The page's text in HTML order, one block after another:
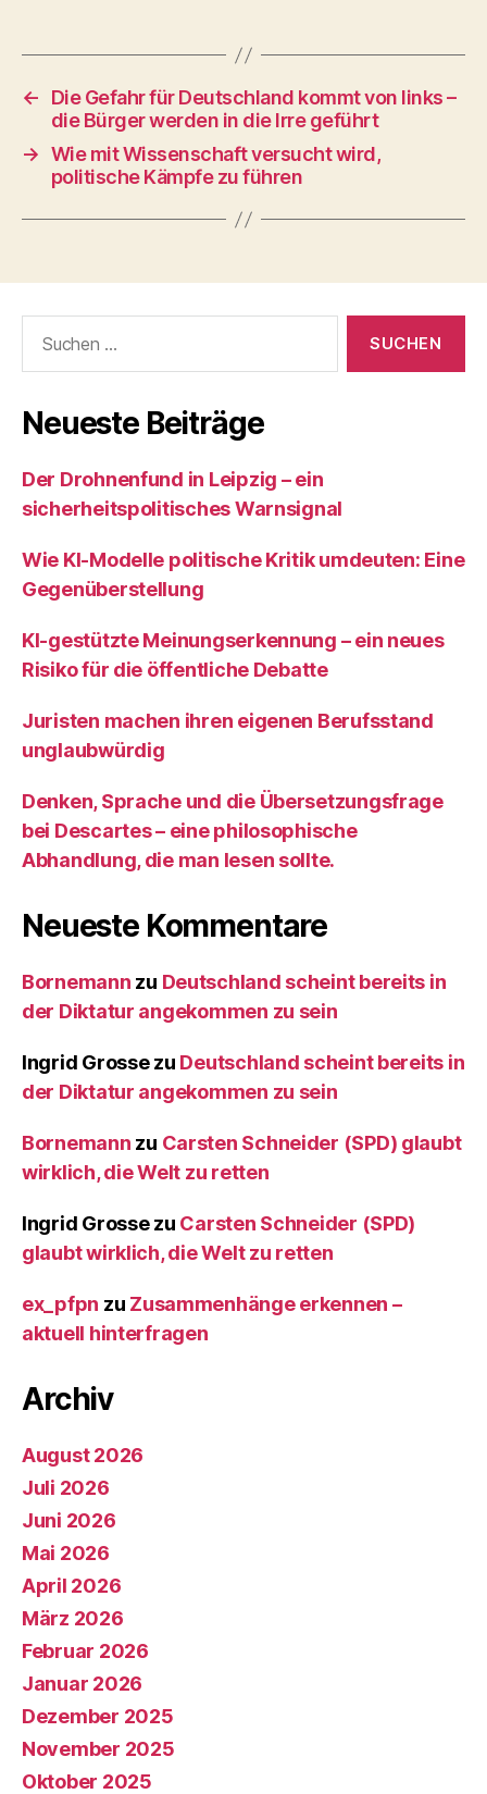
←
Die Gefahr für Deutschland kommt von links –
die Bürger werden in die Irre geführt
→ Wie mit Wissenschaft versucht wird,
politische Kämpfe zu führen
nach:
Neueste Beiträge
Der Drohnenfund in Leipzig – ein
sicherheitspolitisches Warnsignal
Wie KI‑Modelle politische Kritik umdeuten: Eine
Gegenüberstellung
KI‑gestützte Meinungserkennung – ein neues
Risiko für die öffentliche Debatte
Juristen machen ihren eigenen Berufsstand
unglaubwürdig
Denken, Sprache und die Übersetzungsfrage
bei Descartes – eine philosophische
Abhandlung, die man lesen sollte.
Neueste Kommentare
Bornemann zu Deutschland scheint bereits in
der Diktatur angekommen zu sein
Ingrid Grossezu Deutschland scheint bereits in
der Diktatur angekommen zu sein
Bornemann zu Carsten Schneider (SPD) glaubt
wirklich, die Welt zu retten
Ingrid Grossezu Carsten Schneider (SPD)
glaubt wirklich, die Welt zu retten
ex_pfpn zu Zusammenhänge erkennen –
aktuell hinterfragen
Archiv
August 2026
Juli 2026
Juni 2026
Mai 2026
April 2026
März 2026
Februar 2026
Januar 2026
Dezember 2025
November 2025
Oktober 2025